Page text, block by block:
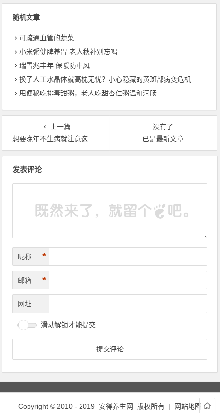
随机文章
可疏通血管的蔬菜
小米粥健脾养胃 老人秋补别忘喝
瑞雪兆丰年 保暖防中风
换了人工水晶体就高枕无忧？小心隐藏的黄斑部病变危机
甩便秘吃排毒甜粥，老人吃甜杏仁粥温和润肠
上一篇
想要晚年不生病就注意这些养生小妙招
没有了
已是最新文章
发表评论
昵称 *
邮箱 *
网址
滑动解锁才能提交
Copyright © 2010 - 2019 安得养生网 版权所有 | 网站地图